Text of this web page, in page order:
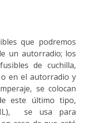
que podremos
un autorradio; los
de cuchilla,
en el autorradio y
se colocan
este último tipo,
se usa para